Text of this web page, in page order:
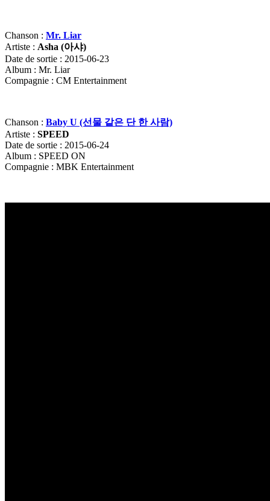
Chanson : Mr. Liar
Artiste : Asha (아샤)
Date de sortie : 2015-06-23
Album : Mr. Liar
Compagnie : CM Entertainment
Chanson : Baby U (선물 같은 단 한 사람)
Artiste : SPEED
Date de sortie : 2015-06-24
Album : SPEED ON
Compagnie : MBK Entertainment